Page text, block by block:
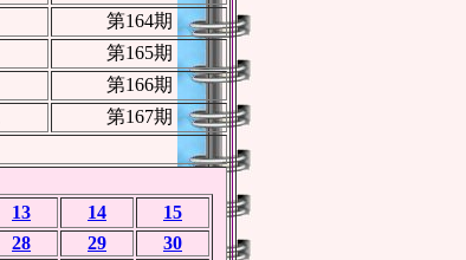
第164期
第165期
第166期
第167期
13 14
15
28 29
30